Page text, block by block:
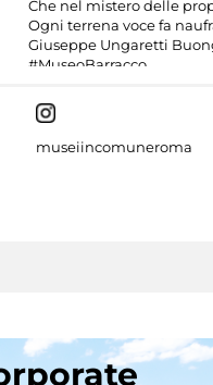
Che nel mistero delle
Ogni terrena voce fa
Giuseppe Ungaretti
#MuseoBarracco
museiincomuneroma